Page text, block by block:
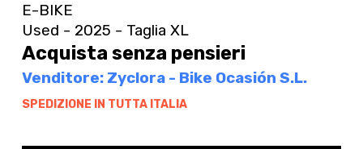
E-BIKE
Used - 2025 - Taglia XL
Acquista senza pensieri
Venditore: Zyclora - Bike Ocasión S.L.
SPEDIZIONE IN TUTTA ITALIA